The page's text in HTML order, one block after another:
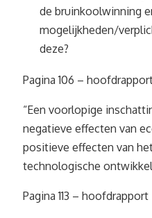
de bruinkoolwinning
mogelijkheden/
deze?
Pagina 106 –
“Een voorlopige
negatieve effecten van
positieve effecten van
technologische
Pagina 113 – hoofdrapport